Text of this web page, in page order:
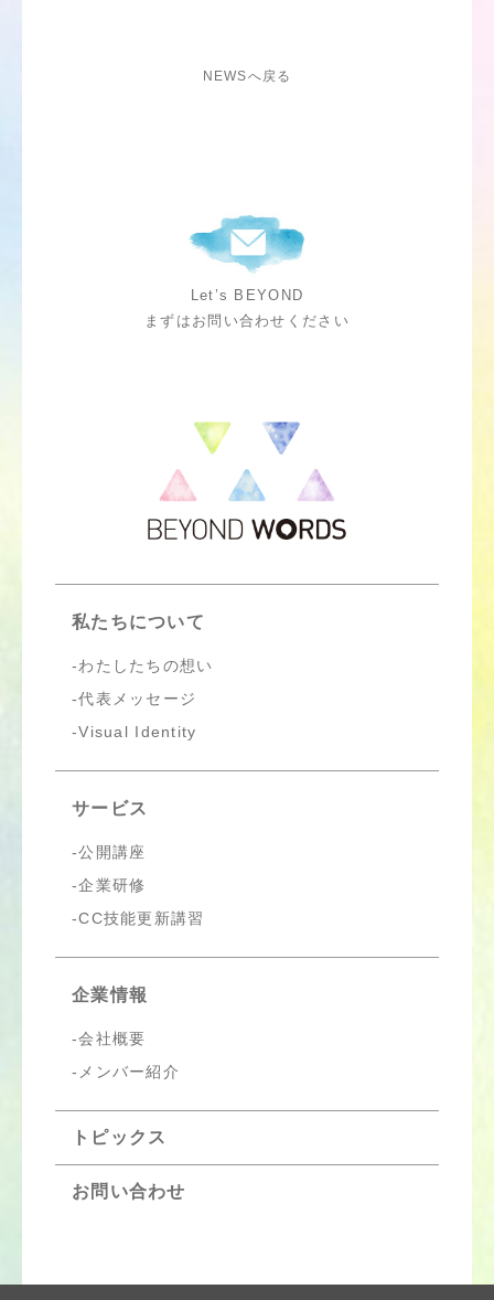
NEWSへ戻る
Let’s BEYOND
まずはお問い合わせください
私たちについて
わたしたちの想い
代表メッセージ
Visual Identity
サービス
公開講座
企業研修
CC技能更新講習
企業情報
会社概要
メンバー紹介
トピックス
お問い合わせ